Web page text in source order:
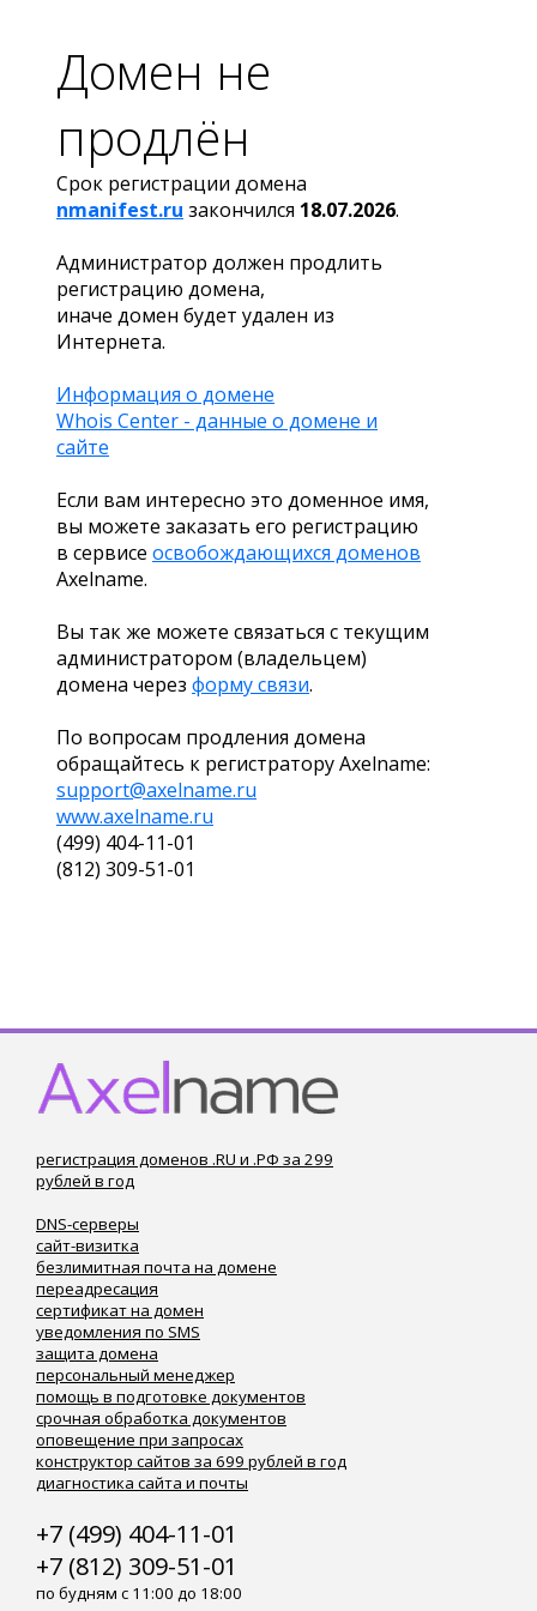
Домен не
продлён
Срок регистрации домена
nmanifest.ru закончился 18.07.2026.
Администратор должен продлить
регистрацию домена,
иначе домен будет удален из
Интернета.
Информация о домене
Whois Center - данные о домене и
сайте
Если вам интересно это доменное имя,
вы можете заказать его регистрацию
в сервисе освобождающихся доменов
Axelname.
Вы так же можете связаться с текущим
администратором (владельцем)
домена через форму связи.
По вопросам продления домена
обращайтесь к регистратору Axelname:
support@axelname.ru
www.axelname.ru
(499) 404-11-01
(812) 309-51-01
регистрация доменов .RU и .РФ за 299
рублей в год
DNS-серверы
сайт-визитка
безлимитная почта на домене
переадресация
сертификат на домен
уведомления по SMS
защита домена
персональный менеджер
помощь в подготовке документов
срочная обработка документов
оповещение при запросах
конструктор сайтов за 699 рублей в год
диагностика сайта и почты
+7 (499) 404-11-01
+7 (812) 309-51-01
по будням с 11:00 до 18:00